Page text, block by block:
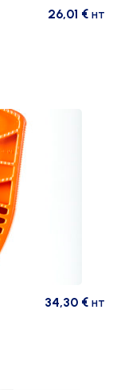
26,01 € HT
34,30 € HT